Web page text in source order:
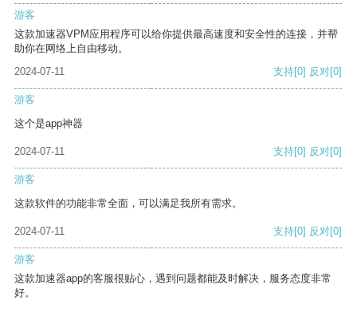
游客
这款加速器VPM应用程序可以给你提供最高速度和安全性的连接，并帮
助你在网络上自由移动。
2024-07-11
支持[0] 反对[0]
游客
这个是app神器
2024-07-11 支持[0] 反对[0]
游客
这款软件的功能非常全面，可以满足我所有需求。
2024-07-11 支持[0] 反对[0]
游客
这款加速器app的客服很贴心，遇到问题都能及时解决，服务态度非常
好。